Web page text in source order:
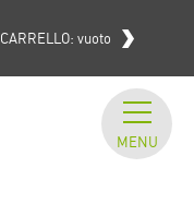
CARRELLO: vuoto
MENU